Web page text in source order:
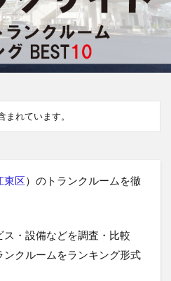
れています。
東区）のトランクルームを徹
・設備などを調査・比較
ンクルームをランキング形式